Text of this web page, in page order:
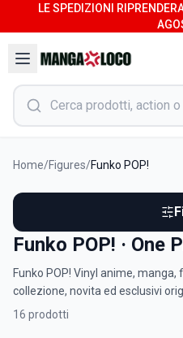
LE SPEDIZIONI
Home/Figures/Funko POP!
Funko POP! · One
Funko POP! Vinyl anime,
collezione, novita ed esclusivi
16 prodotti